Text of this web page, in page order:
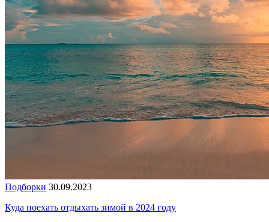
Подборки 30.09.2023
Куда поехать отдыхать зимой в 2024 году